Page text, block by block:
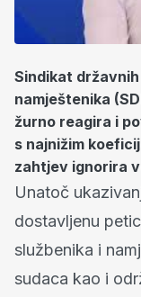
Sindikat
namještenika
žurno reagira i
s najnižim
zahtjev ignorira
Unatoč
dostavljenu
službenika i
sudaca kao i